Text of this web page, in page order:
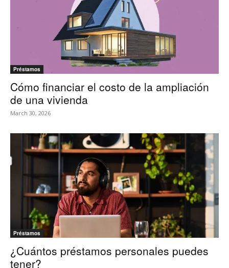
Préstamos
Cómo financiar el costo de la ampliación
de una vivienda
March 30, 2026
Préstamos
¿Cuántos préstamos personales puedes
tener?